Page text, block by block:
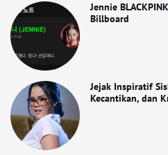
Jennie
Billboard
Jejak Inspiratif
Kecantikan, dan